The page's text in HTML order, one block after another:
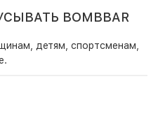
BOMBBAR
детям, спортсменам,